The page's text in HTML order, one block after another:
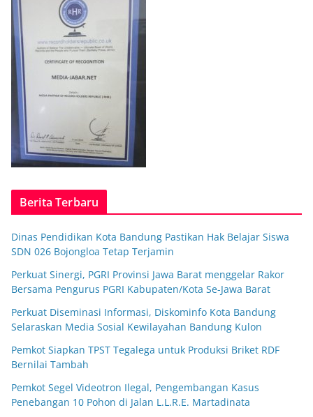
Berita Terbaru
Dinas Pendidikan Kota Bandung Pastikan Hak Belajar Siswa
SDN 026 Bojongloa Tetap Terjamin
Perkuat Sinergi, PGRI Provinsi Jawa Barat menggelar Rakor
Bersama Pengurus PGRI Kabupaten/Kota Se-Jawa Barat
Perkuat Diseminasi Informasi, Diskominfo Kota Bandung
Selaraskan Media Sosial Kewilayahan Bandung Kulon
Pemkot Siapkan TPST Tegalega untuk Produksi Briket RDF
Bernilai Tambah
Pemkot Segel Videotron Ilegal, Pengembangan Kasus
Penebangan 10 Pohon di Jalan L.L.R.E. Martadinata